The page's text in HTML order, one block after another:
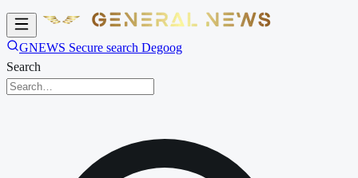
GNEWS Secure search Degoog
Search